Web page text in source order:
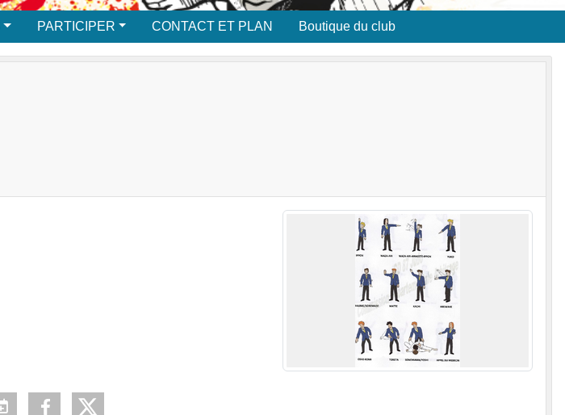
PARTICIPER CONTACT ET PLAN Boutique du club